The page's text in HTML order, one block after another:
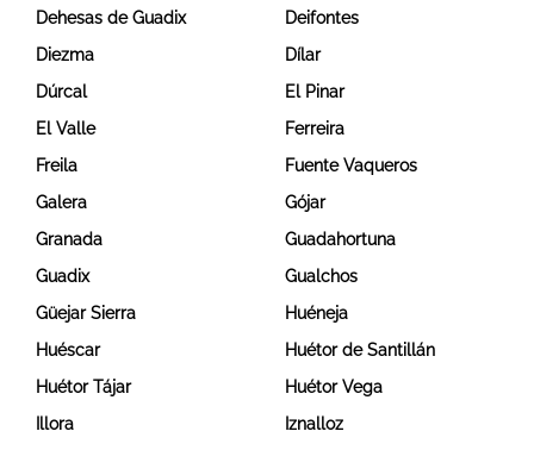
Dehesas de Guadix
Deifontes
Diezma
Dílar
Dúrcal
El Pinar
El Valle
Ferreira
Freila
Fuente Vaqueros
Galera
Gójar
Granada
Guadahortuna
Guadix
Gualchos
Güejar Sierra
Huéneja
Huéscar
Huétor de Santillán
Huétor Tájar
Huétor Vega
Illora
Iznalloz